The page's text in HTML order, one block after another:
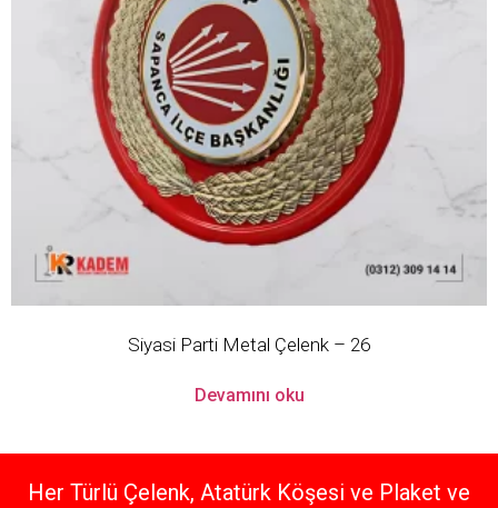
Siyasi Parti Metal Çelenk – 26
Devamını oku
Her Türlü Çelenk, Atatürk Köşesi ve Plaket ve